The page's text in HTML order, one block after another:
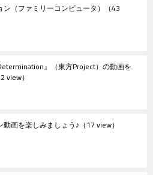
（ファミリーコンピュータ） （43
』（東方Project）の動画を
view）
画を楽しみましょう♪ （17 view）